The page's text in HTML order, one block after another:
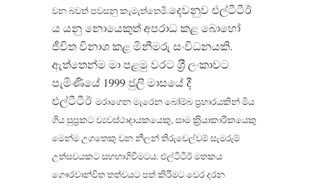
වන බවත් පවසනු කැමැත්තෙමි.දෙවනුව එල්ටීටීඊ
ය යනු නොයෙකුත් අපරාධ කළ බොහෝ
ජීවිත විනාශ කළ මිනීමරු සංවිධනයකි.
ඇත්තෙන්ම මා පළමු වරට ශ‍්‍රී ලංකාවට
පැමිණියේ 1999 ජුලි මාසයේ දී
එල්ටීටීඊ මරාගෙන මැරෙන බෝම්බ ප‍්‍රහාරයකින් මිය
ගිය සුප‍්‍රකට ව්‍යවස්ථාදායකයෙකු, සාම ක‍්‍රියාකාරිකයෙකු
මෙන්ම උගතෙකු වන නීලන් තිරුචෙල්වම් සැමරුම්
උත්සවයකට සහභාගිවීමටය. එල්ටීටීඊ මතකය
ගෞරවාන්විත තත්වයට පත් කිරීමට වෙර දරන